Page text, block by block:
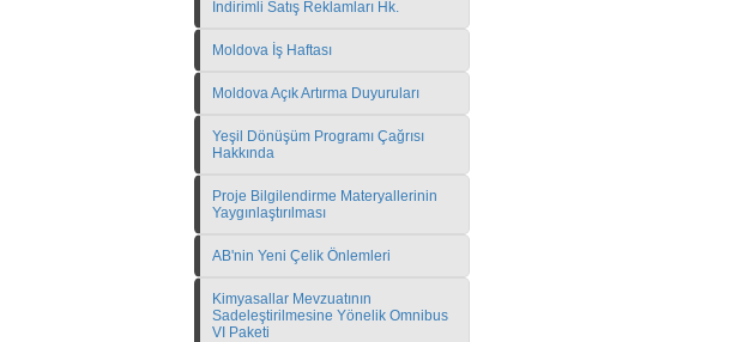
İndirimli Satış Reklamları Hk.
Moldova İş Haftası
Moldova Açık Artırma Duyuruları
Yeşil Dönüşüm Programı Çağrısı
Hakkında
Proje Bilgilendirme Materyallerinin
Yaygınlaştırılması
AB'nin Yeni Çelik Önlemleri
Kimyasallar Mevzuatının
Sadeleştirilmesine Yönelik Omnibus
VI Paketi